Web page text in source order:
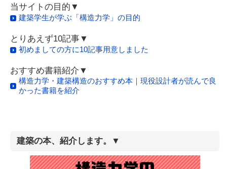
当サイトの目的▼
建築学生が学ぶ「構造力学」の目的
とりあえず10記事▼
初めましての方に10記事用意しました
おすすめ書籍紹介▼
構造力学・建築構造のおすすめ本｜現役設計者が読んで良
かった書籍を紹介
建築の本、紹介します。▼